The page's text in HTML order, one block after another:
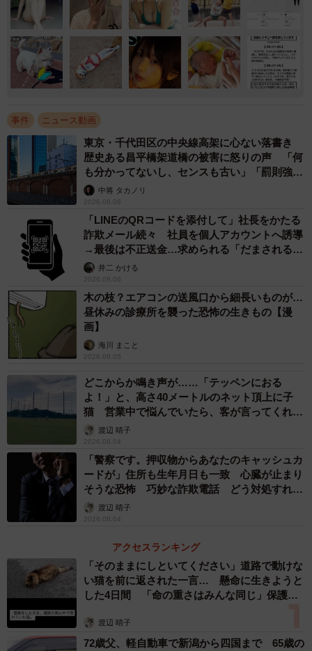
事件 ニュース動画
東京・千代田区の中央線高架に心ない落書き
歴史ある昌平橋架道橋の被害に怒りの声 「何
も分かってないし、センスも古い」「罰則強化
して」中将 タカノリ
2026.08.06
「LINEのQRコードを添付して」社長をかたる
詐欺メール続々 社員を個人アカウントへ誘導
→最後は不正送金…求められる「だまされる前
提」の対策
井二 かける
2026.08.06
木の枝？エアコンの送風口から細長いものが…
昼休みの診療所を襲った恐怖の生きもの【漫
画】
海川 まこと
2026.08.05
どこからか鳴き声が……「テッペンにおる
よ！」と、高さ40メートルのネット頂上に子
猫 営業中で悩んでいたら、客が言ってくれた
のは？
渡辺 晴子
2026.08.04
「警察です。押収物からあなたのキャッシュカ
ードが」住所も生年月日も一致 心臓が止まり
そうな恐怖 巧妙な詐欺電話 どう対処すれ
ば…渡辺 晴子
2026.08.04
アクセスランキング
「そのままにしといてください」道路で動けな
い猫を前に返された一言… 懸命に生きようと
した4日間 「命の重さはみんな同じ」保護団
渡辺 晴子
72歳父、軽自動車で新潟から四国まで 65歳の